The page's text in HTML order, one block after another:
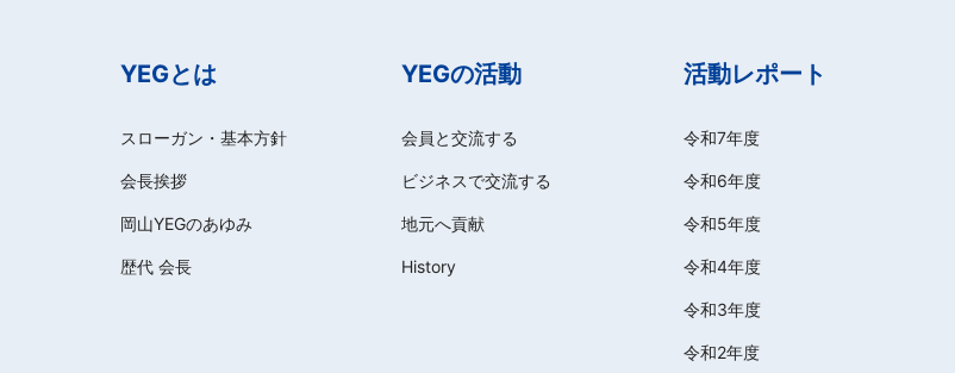
YEGとは
スローガン・基本方針
会長挨拶
岡山YEGのあゆみ
歴代 会長
YEGの活動
会員と交流する
ビジネスで交流する
地元へ貢献
History
活動レポート
令和7年度
令和6年度
令和5年度
令和4年度
令和3年度
令和2年度